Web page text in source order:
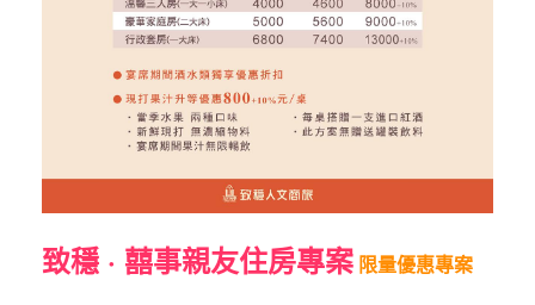
致穩 · 囍事親友住房專案 限量優惠專案